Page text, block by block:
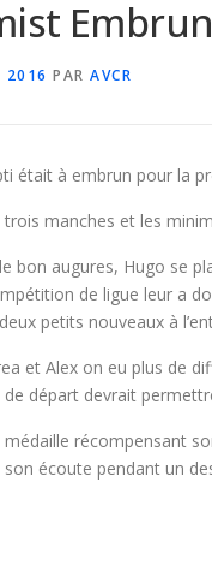
Embrun
2016 PAR AVCR
était à embrun pour la
manches et les
bon augures, Hugo se
de ligue leur a
petits nouveaux à
et Alex on eu plus de
de départ devrait
récompensant
écoute pendant un